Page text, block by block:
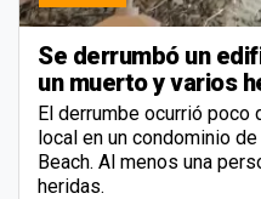
Se derrumbó un
un muerto y varios
El derrumbe ocurrió poco
local en un condominio
Beach. Al menos una
heridas.